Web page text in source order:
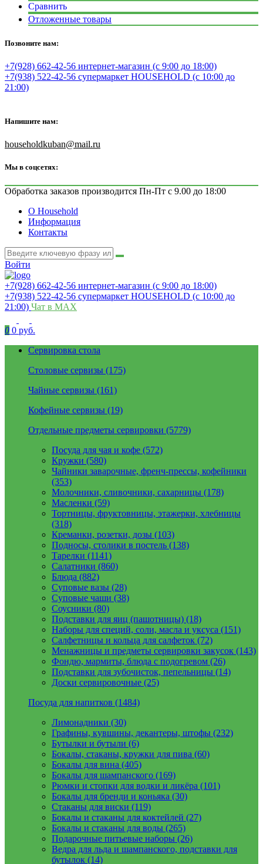
Сравнить
Отложенные товары
Позвоните нам:
+7(928) 662-42-56 интернет-магазин (с 9:00 до 18:00)
+7(938) 522-42-56 супермаркет HOUSEHOLD (с 10:00 до
21:00)
Напишите нам:
householdkuban@mail.ru
Мы в соцсетях:
Обработка заказов производится Пн-Пт с 9.00 до 18:00
О Household
Информация
Контакты
Войти
+7(928) 662-42-56 интернет-магазин (с 9:00 до 18:00)
+7(938) 522-42-56 супермаркет HOUSEHOLD (с 10:00 до
21:00) Чат в MAX
0 0 руб.
Сервировка стола
Столовые сервизы (175)
Чайные сервизы (161)
Кофейные сервизы (19)
Отдельные предметы сервировки (5779)
Посуда для чая и кофе (572)
Кружки (580)
Чайники заварочные, френч-прессы, кофейники
(353)
Молочники, сливочники, сахарницы (178)
Масленки (59)
Тортницы, фруктовницы, этажерки, хлебницы
(318)
Креманки, розетки, дозы (103)
Подносы, столики в постель (138)
Тарелки (1141)
Салатники (860)
Блюда (882)
Суповые вазы (28)
Суповые чаши (38)
Соусники (80)
Подставки для яиц (пашотницы) (18)
Наборы для специй, соли, масла и уксуса (151)
Салфетницы и кольца для салфеток (72)
Менажницы и предметы сервировки закусок (143)
Фондю, мармиты, блюда с подогревом (26)
Подставки для зубочисток, пепельницы (14)
Доски сервировочные (25)
Посуда для напитков (1484)
Лимонадники (30)
Графины, кувшины, декантеры, штофы (232)
Бутылки и бутыли (6)
Бокалы, стаканы, кружки для пива (60)
Бокалы для вина (405)
Бокалы для шампанского (169)
Рюмки и стопки для водки и ликёра (101)
Бокалы для бренди и коньяка (30)
Стаканы для виски (119)
Бокалы и стаканы для коктейлей (27)
Бокалы и стаканы для воды (265)
Подарочные питьевые наборы (26)
Ведра для льда и шампанского, подставки для
бутылок (14)